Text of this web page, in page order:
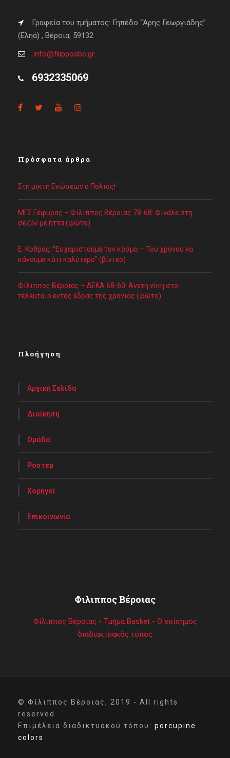
Γραφεία του τμήματος: Γηπέδο “Άρης Γεωργιάδης”
(Εληά) , Βέροια, 59132
info@filipposbc.gr
6932335069
Πρόσφατα άρθρα
Στη μικτή Ενώσεων ο Πολιός!
ΜΓΣ Γέφυρας – Φίλιππος Βέροιας 78-68: Φινάλε στη
σεζόν με ήττα (φώτο)
Ε. Κοθράς: “Ευχαριστούμε τον κόσμο – Του χρόνου να
κάνουμε κάτι καλύτερο” (βίντεο)
Φίλιππος Βέροιας – ΔΕΚΑ 68-60: Άνετη νίκη στο
τελευταίο εντός έδρας της χρονιάς (φώτο)
Πλοήγηση
Αρχική Σελίδα
Διοίκηση
Ομάδα
Ρόστερ
Χορηγοί
Επικοινωνία
Φιλιππος Βέροιας
Φίλιππος Βέροιας - Τμήμα Basket - Ο επίσημος
διαδιακτυακός τόπος
© Φίλιππος Βέροιας, 2019 - All rights
reserved
Επιμέλεια διαδικτυακού τόπου: porcupine
colors